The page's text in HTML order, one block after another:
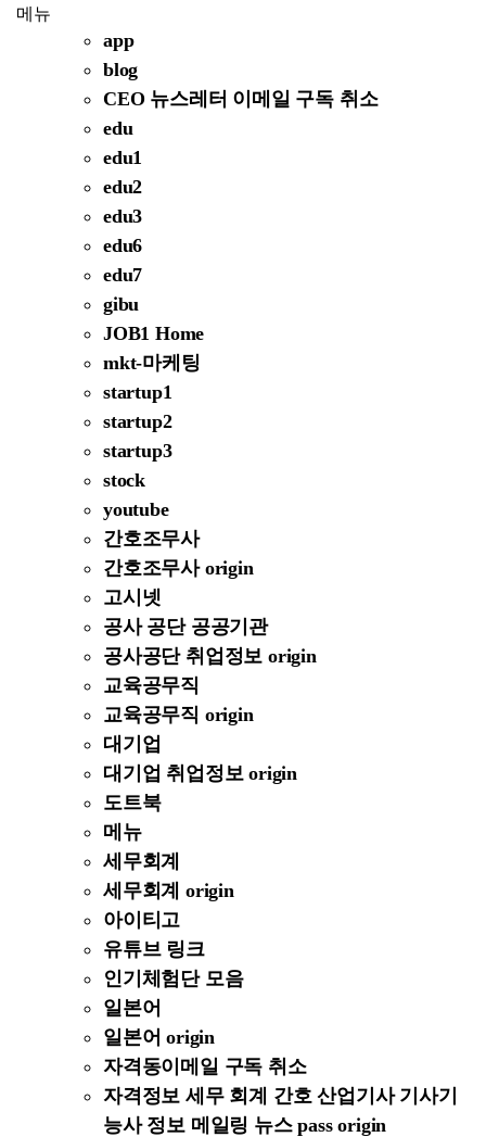
메뉴
app
blog
CEO 뉴스레터 이메일 구독 취소
edu
edu1
edu2
edu3
edu6
edu7
gibu
JOB1 Home
mkt-마케팅
startup1
startup2
startup3
stock
youtube
간호조무사
간호조무사 origin
고시넷
공사 공단 공공기관
공사공단 취업정보 origin
교육공무직
교육공무직 origin
대기업
대기업 취업정보 origin
도트북
메뉴
세무회계
세무회계 origin
아이티고
유튜브 링크
인기체험단 모음
일본어
일본어 origin
자격동이메일 구독 취소
자격정보 세무 회계 간호 산업기사 기사기
능사 정보 메일링 뉴스 pass origin